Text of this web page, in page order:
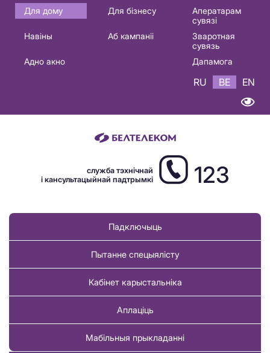
Основная
навигация
Для дому Для бізнесу
Аператарам
сувязі
Навіны
Аб кампаніі
Зваротная
сувязь
Адно акно
Дапамога
RU BE EN
служба тэхнічнай
і кансультацыйнай падтрымкі
123
Падключыць
Пытанне спецыялісту
Кабінет карыстальніка
Аплаціць
Мабільныя прыкладанні